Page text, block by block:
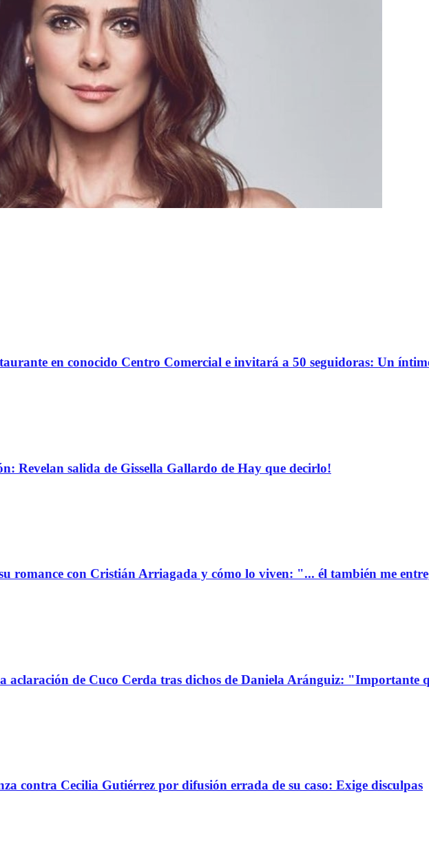
en conocido Centro Comercial e invitará a 50 seguidoras: Un
Revelan salida de Gissella Gallardo de Hay que decirlo!
romance con Cristián Arriagada y cómo lo viven: "... él también me
aclaración de Cuco Cerda tras dichos de Daniela Aránguiz: "Importante
contra Cecilia Gutiérrez por difusión errada de su caso: Exige disculpas